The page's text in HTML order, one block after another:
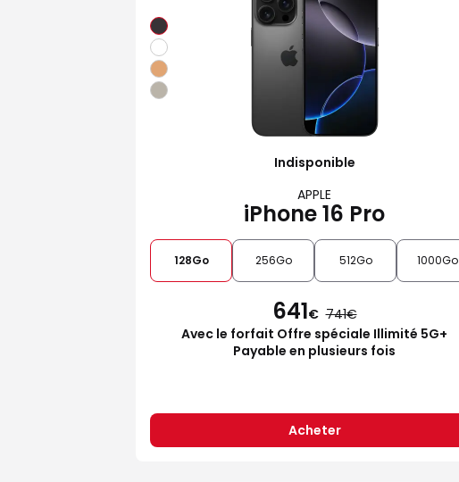
Indisponible
APPLE
iPhone 16 Pro
128Go 256Go 512Go 1000Go
641€ 741
Avec le forfait Offre spéciale Illimité 5G+
Payable en plusieurs fois
Acheter